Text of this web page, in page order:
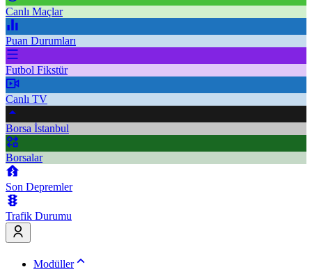
Canlı Maçlar
Puan Durumları
Futbol Fikstür
Canlı TV
Borsa İstanbul
Borsalar
Son Depremler
Trafik Durumu
Modüller